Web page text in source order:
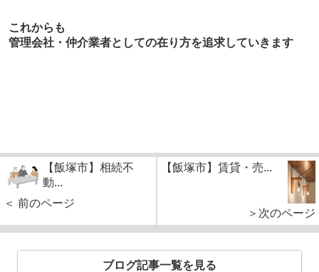
これからも
管理会社・仲介業者としての在り方を追求していきます
【飯塚市】相続不
動...
＜ 前のページ
【飯塚市】賃貸・売...
＞次のページ
ブログ記事一覧を見る